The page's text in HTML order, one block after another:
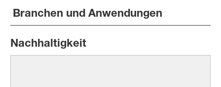
Branchen und Anwendungen
Nachhaltigkeit